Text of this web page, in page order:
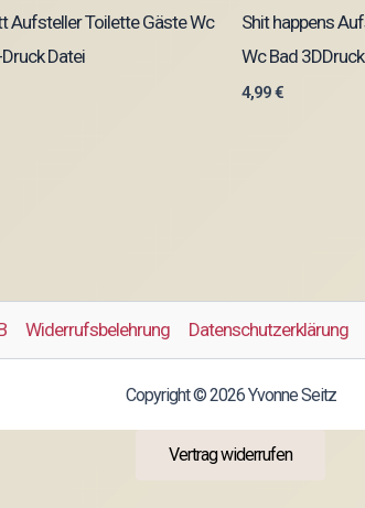
Aufsteller Toilette Gäste Wc
Datei
Shit happens
Wc Bad
4,99€
Widerrufsbelehrung Datenschutzerklärung
Copyright © 2026 Yvonne Seitz
Vertrag widerrufen